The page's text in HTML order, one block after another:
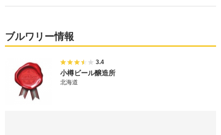
ブルワリー情報
3.4
小樽ビール醸造所
北海道